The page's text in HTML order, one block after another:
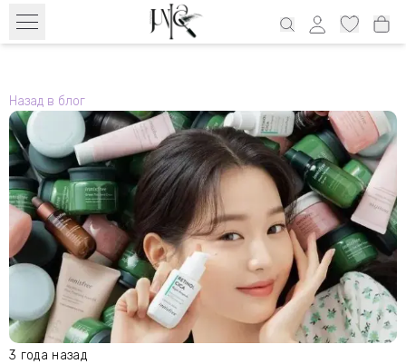
Бесплатный транспорт с 39€ по всей Эстонии и 69€ Латвия, 69€
Литва, 100€ Финляндия
Назад в блог
3 года назад